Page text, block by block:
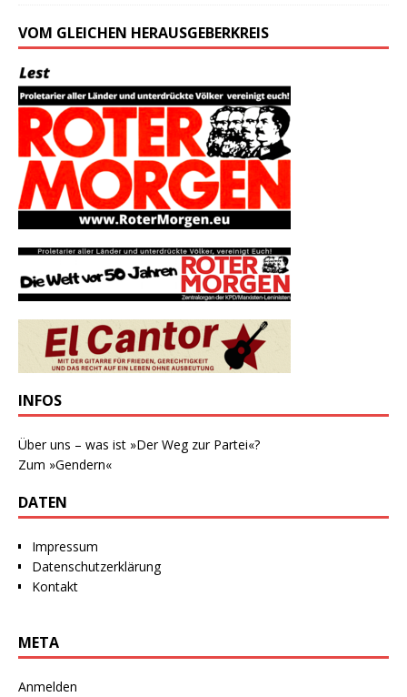
VOM GLEICHEN HERAUSGEBERKREIS
INFOS
Über uns – was ist »Der Weg zur Partei«?
Zum »Gendern«
DATEN
Impressum
Datenschutzerklärung
Kontakt
META
Anmelden